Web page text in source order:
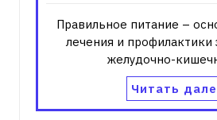
Правильное питание –
лечения и профилактики
желудочно-
Читать